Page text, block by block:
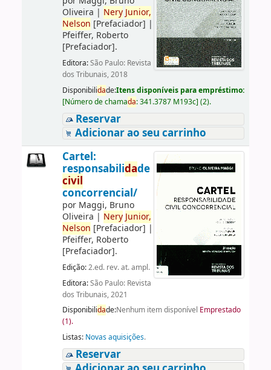
Oliveira | Nery Junior,
Nelson [Prefaciador] |
Pfeiffer, Roberto
[Prefaciador].
Editora:São Paulo: Revista
dos Tribunais, 2018
Disponibilidade:Itens disponíveis para empréstimo:
[Número de chamada:341.3787 M193c] (2).
Reservar
Adicionar ao seu carrinho
Cartel:
responsabilidade
civil
concorrencial/
por Maggi, Bruno
Oliveira | Nery Junior,
Nelson [Prefaciador] |
Pfeiffer, Roberto
[Prefaciador].
Edição:2.ed. rev. at. ampl.
Editora:São Paulo: Revista
dos Tribunais, 2021
Disponibilidade:Nenhum item disponível Emprestado
(1).
Listas: Novas aquisições.
Reservar